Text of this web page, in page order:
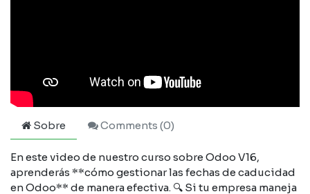
Sobre Comments (0)
En este video de nuestro curso sobre Odoo V16,
aprenderás **cómo gestionar las fechas de caducidad
en Odoo** de manera efectiva. 🔍 Si tu empresa maneja